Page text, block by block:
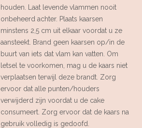
houden. Laat levende vlammen nooit
onbeheerd achter. Plaats kaarsen
minstens 2,5 cm uit elkaar voordat u ze
aansteekt. Brand geen kaarsen op/in de
buurt van iets dat vlam kan vatten. Om
letsel te voorkomen, mag u de kaars niet
verplaatsen terwijl deze brandt. Zorg
ervoor dat alle punten/houders
verwijderd zijn voordat u de cake
consumeert. Zorg ervoor dat de kaars na
gebruik volledig is gedoofd.